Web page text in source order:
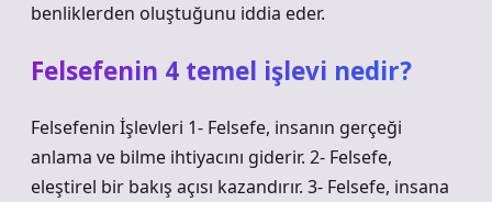
benliklerden oluştuğunu iddia eder.
Felsefenin 4 temel işlevi nedir?
Felsefenin İşlevleri 1- Felsefe, insanın gerçeği
anlama ve bilme ihtiyacını giderir. 2- Felsefe,
eleştirel bir bakış açısı kazandırır. 3- Felsefe, insana